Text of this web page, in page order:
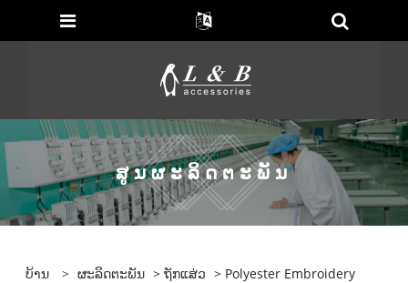
ສູນຜະລິດຕະພັນ
ບ້ານ > ຜະລິດຕະພັນ >ຖັກແສ່ວ > Polyester Embroidery